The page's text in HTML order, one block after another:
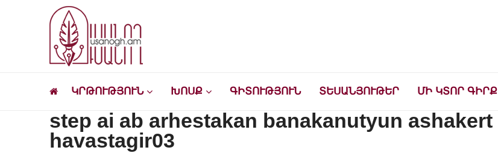
ԿՐԹՈՒԹՅՈՒՆ ԽՈՍՔ ԳԻՏՈՒԹՅՈՒՆ ՏԵՍԱՆՅՈՒԹԵՐ ՄԻ ԿՏՈՐ ԳԻՐՔ
step ai ab arhestakan banakanutyun ashakert
havastagir03